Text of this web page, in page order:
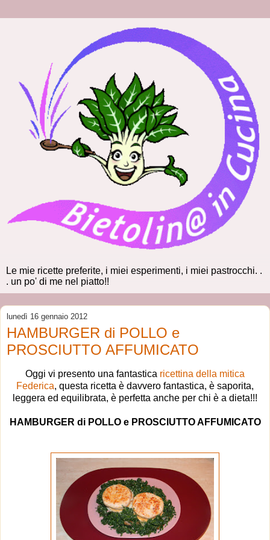
Le mie ricette preferite, i miei esperimenti, i miei pastrocchi. .
. un po' di me nel piatto!!
lunedì 16 gennaio 2012
HAMBURGER di POLLO e
PROSCIUTTO AFFUMICATO
Oggi vi presento una fantastica ricettina della mitica
Federica, questa ricetta è davvero fantastica, è saporita,
leggera ed equilibrata, è perfetta anche per chi è a dieta!!!
HAMBURGER di POLLO e PROSCIUTTO AFFUMICATO